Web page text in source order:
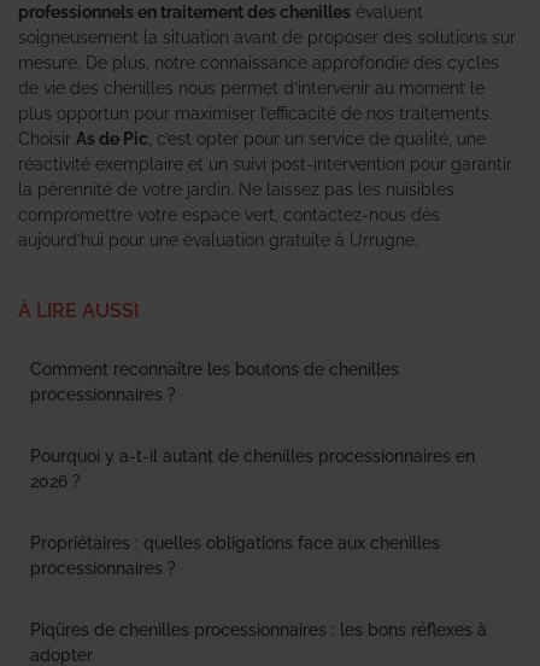
professionnels en traitement des chenilles évaluent
soigneusement la situation avant de proposer des solutions sur
mesure. De plus, notre connaissance approfondie des cycles
de vie des chenilles nous permet d’intervenir au moment le
plus opportun pour maximiser l’efficacité de nos traitements.
Choisir As de Pic , c’est opter pour un service de qualité, une
réactivité exemplaire et un suivi post-intervention pour garantir
la pérennité de votre jardin. Ne laissez pas les nuisibles
compromettre votre espace vert, contactez-nous dès
aujourd’hui pour une évaluation gratuite à Urrugne.
À LIRE AUSSI
Comment reconnaître les boutons de chenilles
processionnaires ?
Pourquoi y a-t-il autant de chenilles processionnaires en
2026 ?
Propriétaires : quelles obligations face aux chenilles
processionnaires ?
Piqûres de chenilles processionnaires : les bons réflexes à
adopter